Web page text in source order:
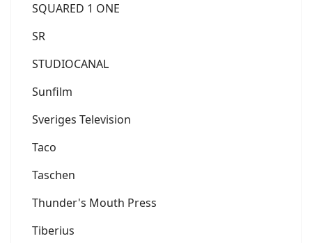
SQUARED 1 ONE
SR
STUDIOCANAL
Sunfilm
Sveriges Television
Taco
Taschen
Thunder's Mouth Press
Tiberius